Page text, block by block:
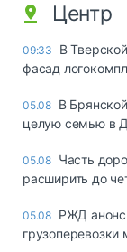
Центр
09:33
В
фасад
05.08 В
целую семью в
05.08 Часть
расширить до
05.08 РЖД
грузоперевозки